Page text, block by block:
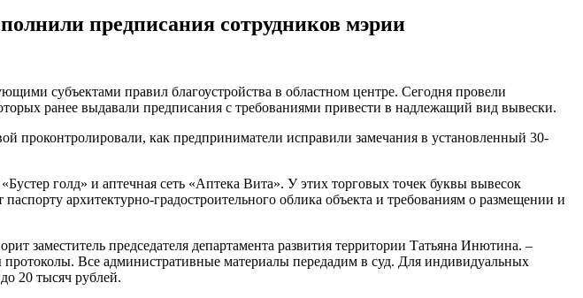
предписания сотрудников мэрии
субъектами правил благоустройства в областном центре. Сегодня провели
ранее выдавали предписания с требованиями привести в надлежащий вид вывески.
проконтролировали, как предприниматели исправили замечания в установленный 30-
голд» и аптечная сеть «Аптека Вита». У этих торговых точек буквы вывесок
архитектурно-градостроительного облика объекта и требованиям о размещении и
заместитель председателя департамента развития территории Татьяна Инютина. –
Все административные материалы передадим в суд. Для индивидуальных
20 тысяч рублей.